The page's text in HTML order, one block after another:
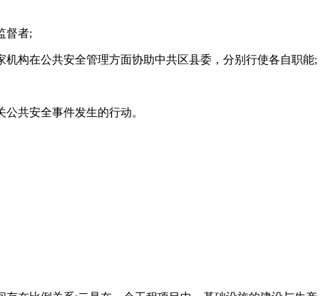
督者;
构在公共安全管理方面协助中共区县委，分别行使各自职能;
共安全事件发生的行动。